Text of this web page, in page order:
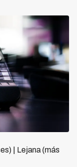
| Lejana (más